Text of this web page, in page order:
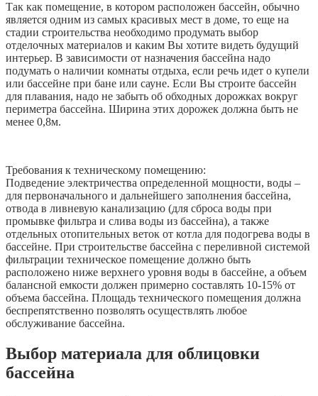
Так как помещение, в котором расположен бассейн, обычно
является одним из самых красивых мест в доме, то еще на
стадии строительства необходимо продумать выбор
отделочных материалов и каким Вы хотите видеть будущий
интерьер. В зависимости от назначения бассейна надо
подумать о наличии комнаты отдыха, если речь идет о купели
или бассейне при бане или сауне. Если Вы строите бассейн
для плавания, надо не забыть об обходных дорожках вокруг
периметра бассейна. Ширина этих дорожек должна быть не
менее 0,8м.
Требования к техническому помещению:
Подведение электричества определенной мощности, воды –
для первоначального и дальнейшего заполнения бассейна,
отвода в ливневую канализацию (для сброса воды при
промывке фильтра и слива воды из бассейна), а также
отдельных отопительных веток от котла для подогрева воды в
бассейне. При строительстве бассейна с переливной системой
фильтрации техническое помещение должно быть
расположено ниже верхнего уровня воды в бассейне, а объем
балансной емкости должен примерно составлять 10-15% от
объема бассейна. Площадь технического помещения должна
беспрепятственно позволять осуществлять любое
обслуживание бассейна.
Выбор материала для облицовки
бассейна